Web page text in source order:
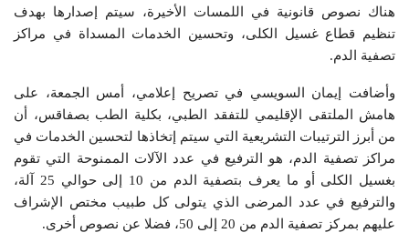
هناك نصوص قانونية في اللمسات الأخيرة، سيتم إصدارها بهدف
تنظيم قطاع غسيل الكلى، وتحسين الخدمات المسداة في مراكز
تصفية الدم.
وأضافت إيمان السويسي في تصريح إعلامي، أمس الجمعة، على
هامش الملتقى الإقليمي للتفقد الطبي، بكلية الطب بصفاقس، أن
من أبرز الترتيبات التشريعية التي سيتم إتخاذها لتحسين الخدمات في
مراكز تصفية الدم، هو الترفيع في عدد الآلات الممنوحة التي تقوم
بغسيل الكلى أو ما يعرف بتصفية الدم من 10 إلى حوالي 25 آلة،
والترفيع في عدد المرضى الذي يتولى كل طبيب مختص الإشراف
عليهم بمركز تصفية الدم من 20 إلى 50، فضلا عن نصوص أخرى.